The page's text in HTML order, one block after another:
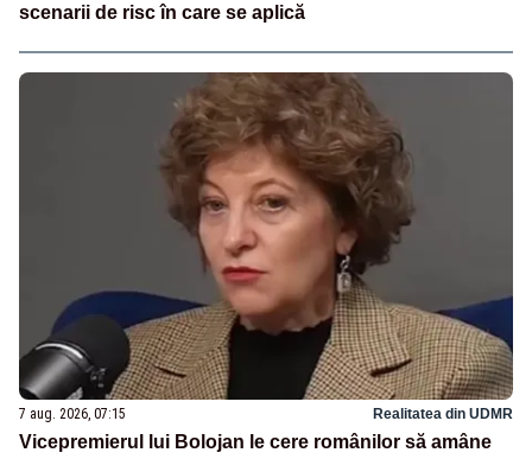
scenarii de risc în care se aplică
7 aug. 2026, 07:15 Realitatea din UDMR
Vicepremierul lui Bolojan le cere românilor să amâne